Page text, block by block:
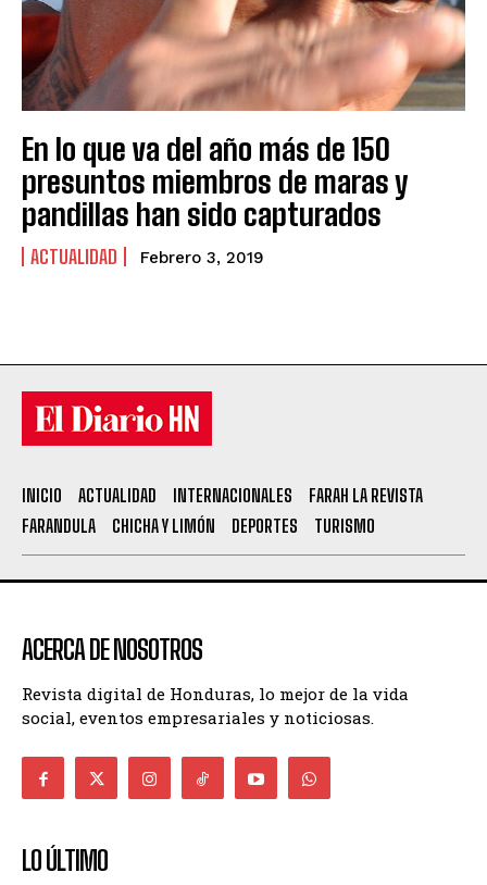
En lo que va del año más de 150
presuntos miembros de maras y
pandillas han sido capturados
ACTUALIDAD Febrero 3, 2019
INICIO ACTUALIDAD INTERNACIONALES
FARAH LA REVISTA
FARANDULA
CHICHA Y LIMÓN DEPORTES TURISMO
ACERCA DE NOSOTROS
Revista digital de Honduras, lo mejor de la vida
social, eventos empresariales y noticiosas.
LO ÚLTIMO